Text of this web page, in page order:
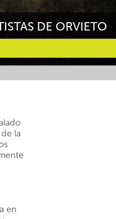
DE ORVIETO
la
en